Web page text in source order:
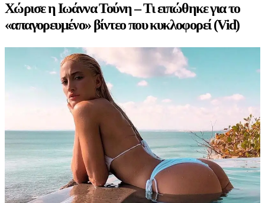
Χώρισε η Ιωάννα Τούνη – Τι ειπώθηκε για το
«απαγορευμένο» βίντεο που κυκλοφορεί (Vid)